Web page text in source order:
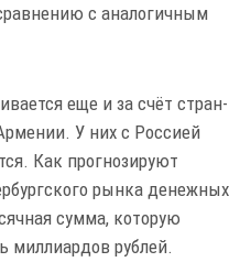
с аналогичным
еще и за счёт стран-
У них с Россией
Как прогнозируют
рынка денежных
сумма, которую
миллиардов рублей.